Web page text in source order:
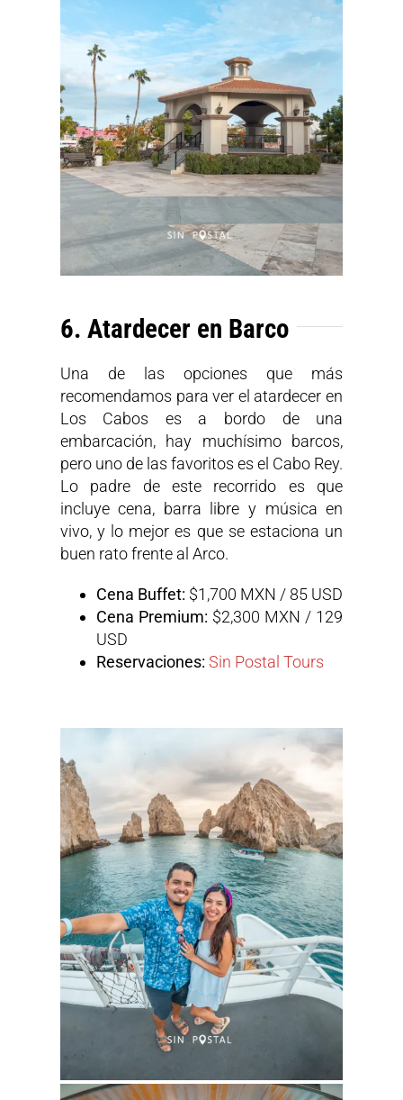
6. Atardecer en Barco
Una de las opciones que más
recomendamos para ver el atardecer en
Los Cabos es a bordo de una
embarcación, hay muchísimo barcos,
pero uno de las favoritos es el Cabo Rey.
Lo padre de este recorrido es que
incluye cena, barra libre y música en
vivo, y lo mejor es que se estaciona un
buen rato frente al Arco.
Cena Buffet: $1,700 MXN / 85 USD
Cena Premium: $2,300 MXN / 129
USD
Reservaciones: Sin Postal Tours